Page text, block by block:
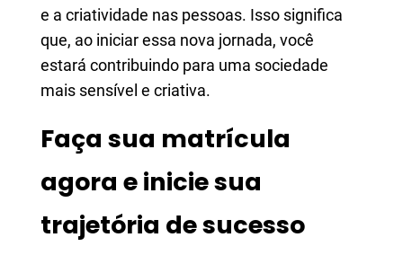
e a criatividade nas pessoas. Isso significa
que, ao iniciar essa nova jornada, você
estará contribuindo para uma sociedade
mais sensível e criativa.
Faça sua matrícula
agora e inicie sua
trajetória de sucesso